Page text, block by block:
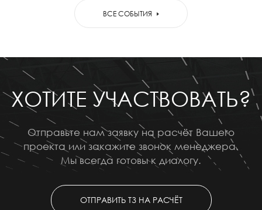
ВСЕ СОБЫТИЯ
ХОТИТЕ УЧАСТВОВАТЬ?
Отправьте нам заявку на расчёт Вашего
проекта или закажите звонок менеджера.
Мы всегда готовы к диалогу.
ОТПРАВИТЬ ТЗ НА РАСЧЁТ